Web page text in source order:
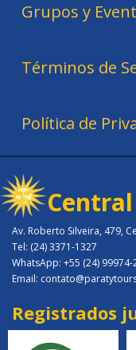
Grupos y
Términos de
Política de
Av. Roberto Silveira, 479,
Tel: (24) 3371-1327
WhatsApp: +55 (24) 99974-
Email:
Registrados